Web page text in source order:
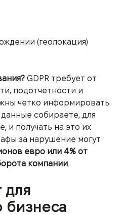
(геолокация)
GDPR требует от
подотчетности и
четко информировать
собираете, для
и получать на это их
за нарушение могут
евро или 4% от
компании.
для
бизнеса